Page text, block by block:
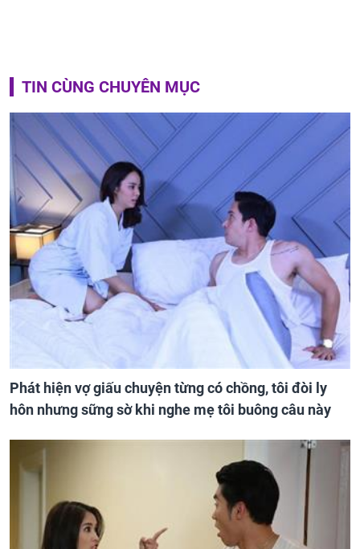
TIN CÙNG CHUYÊN MỤC
Phát hiện vợ giấu chuyện từng có chồng, tôi đòi ly
hôn nhưng sững sờ khi nghe mẹ tôi buông câu này